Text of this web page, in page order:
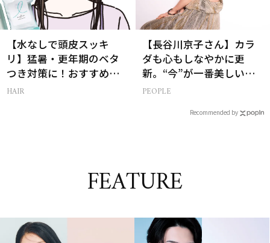
【水なしで頭皮スッキ
リ】猛暑・更年期のベタ
つき対策に！おすすめ最
新ドライシャンプー4選
HAIR
【長谷川京子さん】カラ
ダも心もしなやかに更
新。“今”が一番美しい
［特別画像集］
PEOPLE
Recommended by
FEATURE